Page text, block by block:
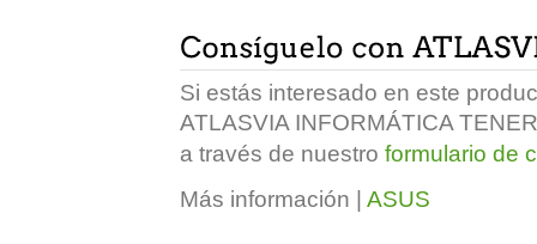
Si estás interesado en este
ATLASVIA INFORMÁTICA
a través de nuestro formulario de
Más información | ASUS